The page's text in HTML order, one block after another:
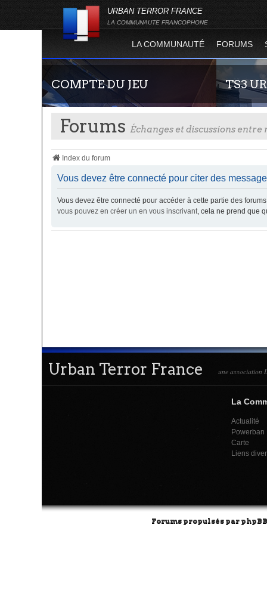
URBAN TERROR FRANCE
LA COMMUNAUTE FRANCOPHONE
LA COMMUNAUTÉ FORUMS
COMPTE DU JEU
Guide rapide concernant l'inscription sur le
site officiel du jeu. Créez ainsi votre compte
TS3
Envie de
Forums Échanges et discussions
Index du forum
Vous devez être connecté pour citer des
Vous devez être connecté pour accéder à cette partie des
vous pouvez en créer un en vous inscrivant, cela ne prend que
Urban Terror France une association
La
Actualité
Powerban
Carte
Liens
Forums propulsés par phpBB